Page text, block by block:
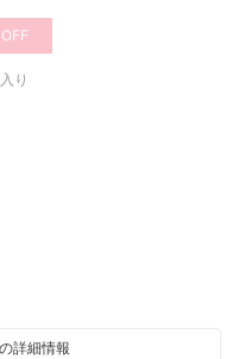
り
詳細情報